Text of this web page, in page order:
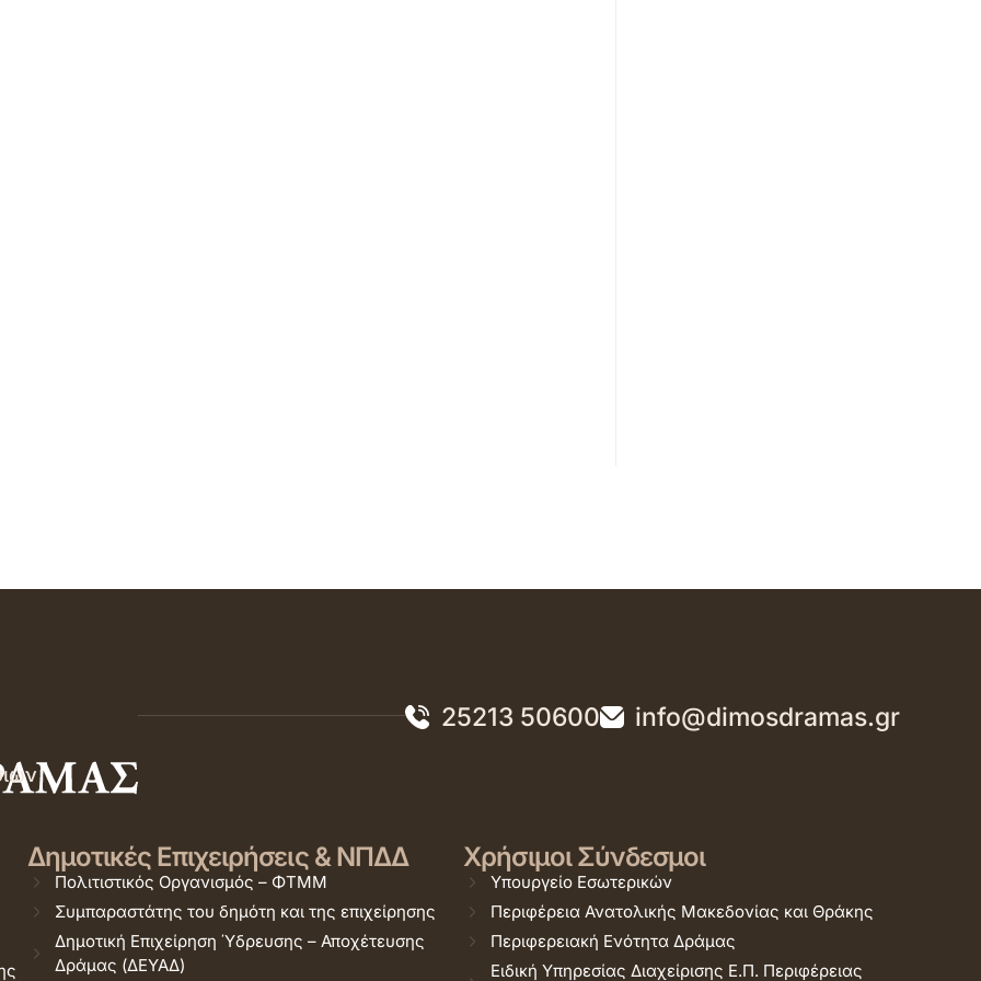
25213 50600 info@dimosdramas.gr
Δημοτικές Επιχειρήσεις & ΝΠΔΔ
Πολιτιστικός Οργανισμός – ΦΤΜΜ
Συμπαραστάτης του δημότη και της επιχείρησης
Δημοτική Επιχείρηση Ύδρευσης – Αποχέτευσης
Δράμας (ΔΕΥΑΔ)
Χρήσιμοι Σύνδεσμοι
Υπουργείο Εσωτερικών
Περιφέρεια Ανατολικής Μακεδονίας και Θράκης
Περιφερειακή Ενότητα Δράμας
Ειδική Υπηρεσίας Διαχείρισης Ε.Π. Περιφέρειας